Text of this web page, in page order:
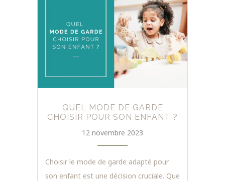
QUEL MODE DE GARDE
CHOISIR POUR SON ENFANT ?
12 novembre 2023
Choisir le mode de garde adapté pour
son enfant est une décision cruciale. Que